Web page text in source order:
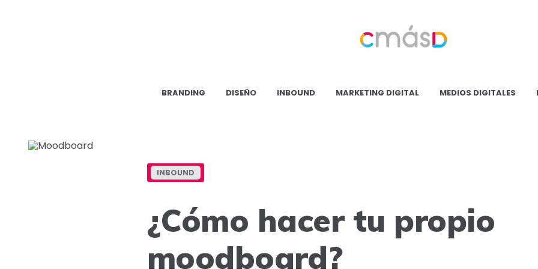
CmásD
BRANDING DISEÑO INBOUND MARKETING DIGITAL MEDIOS DIGITALES
INBOUND
¿Cómo hacer tu propio
moodboard?